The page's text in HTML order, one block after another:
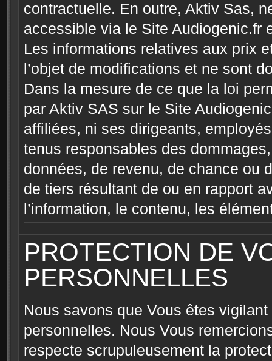
contractuelle. En outre, Aktiv Sas,
accessible via le Site Audiogenic.fr
Les informations relatives aux prix
l’objet de modifications et ne sont
Dans la mesure de ce que la loi
par Aktiv SAS sur le Site
affiliées, ni ses dirigeants,
tenus responsables des
données, de revenu, de chance ou
de tiers résultant de ou en rapport
l’information, le contenu, les
PROTECTION DE
PERSONNELLES
Nous savons que Vous êtes
personnelles. Nous Vous
respecte scrupuleusement la